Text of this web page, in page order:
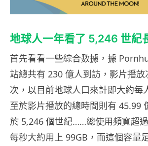
地球人一年看了 5,246 世紀
首先看看一些綜合數據，據
站總共有 230 億人到訪，影片播
次，以目前地球人口來計即大約每
至於影片播放的總時間則有 45.99
於 5,246 個世紀……總使用頻寬超
每秒大約用上 99GB，而這個容量